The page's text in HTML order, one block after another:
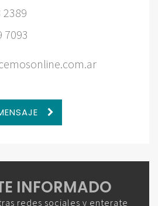
2389
7093
INFORMADO
redes sociales y enterate